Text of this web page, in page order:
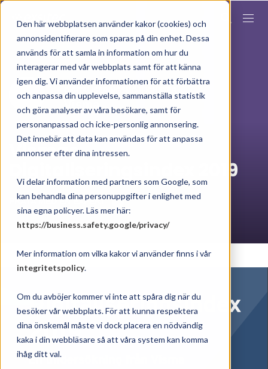
Den här webbplatsen använder kakor (cookies) och
annonsidentifierare som sparas på din enhet. Dessa
används för att samla in information om hur du
interagerar med vår webbplats samt för att känna
igen dig. Vi använder informationen för att förbättra
och anpassa din upplevelse, sammanställa statistik
och göra analyser av våra besökare, samt för
personanpassad och icke-personlig annonsering.
Det innebär att data kan användas för att anpassa
annonser efter dina intressen.
Vi delar information med partners som Google, som
kan behandla dina personuppgifter i enlighet med
sina egna policyer. Läs mer här:
https://business.safety.google/privacy/
Mer information om vilka kakor vi använder finns i vår
integritetspolicy.
Om du avböjer kommer vi inte att spåra dig när du
besöker vår webbplats. För att kunna respektera
dina önskemål måste vi dock placera en nödvändig
kaka i din webbläsare så att våra system kan komma
ihåg ditt val.
Visma
Vismas
Digitaliseringsindex 2019
PRATA MED EN EXPERT